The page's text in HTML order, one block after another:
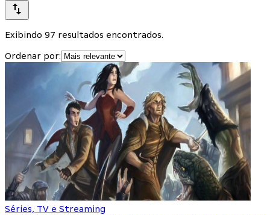
Exibindo 97 resultados encontrados.
Ordenar por:
Séries, TV e Streaming